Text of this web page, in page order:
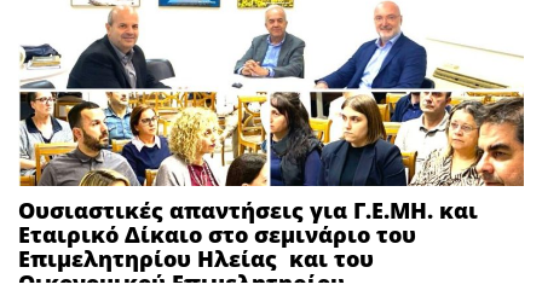
Ουσιαστικές απαντήσεις για Γ.Ε.ΜΗ. και
Εταιρικό Δίκαιο στο σεμινάριο του
Επιμελητηρίου Ηλείας και του
Οικονομικού Επιμελητηρίου